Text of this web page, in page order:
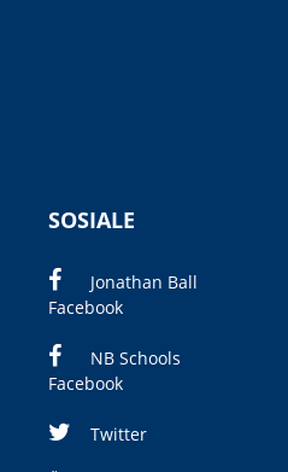
SOSIALE
Jonathan Ball
Facebook
NB Schools
Facebook
Twitter